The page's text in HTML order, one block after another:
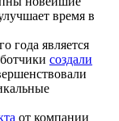
время в
года является
создали
от компании